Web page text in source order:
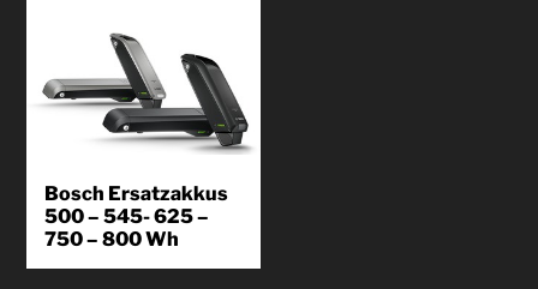
Bosch Ersatzakkus
500 – 545- 625 –
750 – 800 Wh